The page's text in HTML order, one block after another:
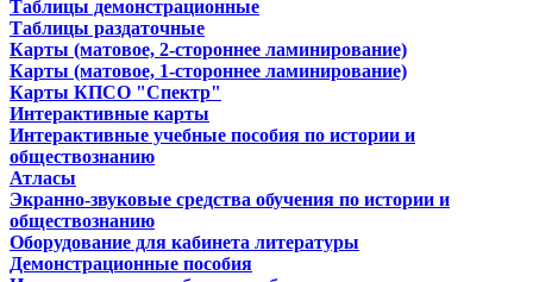
Таблицы демонстрационные
Таблицы раздаточные
Карты (матовое, 2-стороннее ламинирование)
Карты (матовое, 1-стороннее ламинирование)
Карты КПСО "Спектр"
Интерактивные карты
Интерактивные учебные пособия по истории и
обществознанию
Атласы
Экранно-звуковые средства обучения по истории и
обществознанию
Оборудование для кабинета литературы
Демонстрационные пособия